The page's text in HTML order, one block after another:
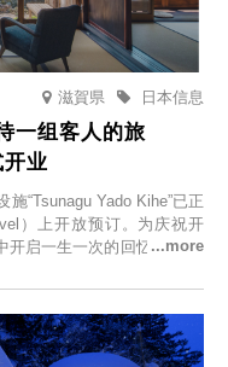
滋賀県 日本信息
一组客人的旅
业
“Tsunagu Yado Kihe”已正
）上开放预订。为庆祝开
开启一生一次的回忆之旅”活